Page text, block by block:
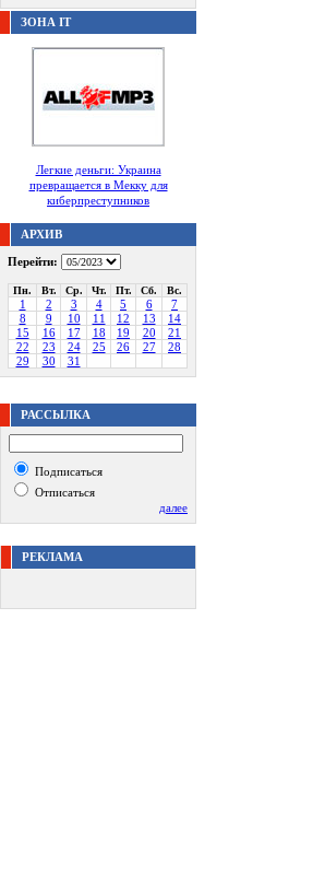
ЗОНА IT
Легкие деньги: Украина
превращается в Мекку для
киберпреступников
АРХИВ
Перейти:
Пн. Вт. Ср. Чт. Пт. Сб. Вс.
1 2 3 4 5 6
7
8
9 10 11 12 13
14
15
16 17 18 19 20
21
22
23 24 25 26 27
28
29
30 31
РАССЫЛКА
Подписаться
Отписаться
далее
РЕКЛАМА